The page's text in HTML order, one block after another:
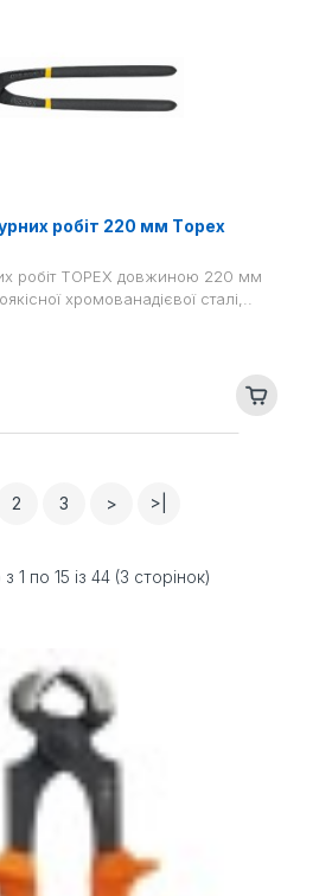
робіт 220 мм Тopex
робіт TOPEX довжиною 220 мм
хромованадієвої сталі,..
2 3 > >|
1 по 15 із 44 (3 сторінок)